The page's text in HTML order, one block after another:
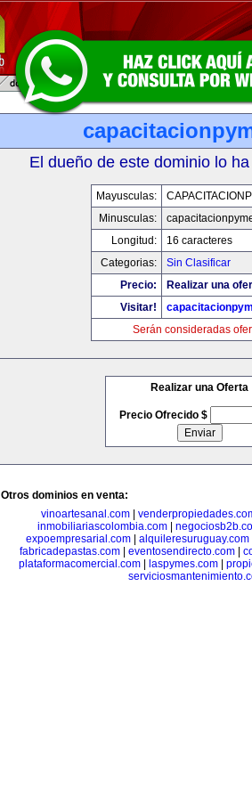
El dueño de este dominio lo
Mayusculas:
Minusculas:
Longitud:
16 caracteres
Categorias:
Sin Clasificar
Precio:
Realizar una
Visitar!
Serán consideradas
Realizar una Oferta
Precio Ofrecido $
Otros dominios en venta:
vinoartesanal.com
inmobiliariascolombia.com|
expoempresarial.com| alquileresuruguay.com
fabricadepastas.com| eventosendirecto.com|
plataformacomercial.com| laspymes.com|